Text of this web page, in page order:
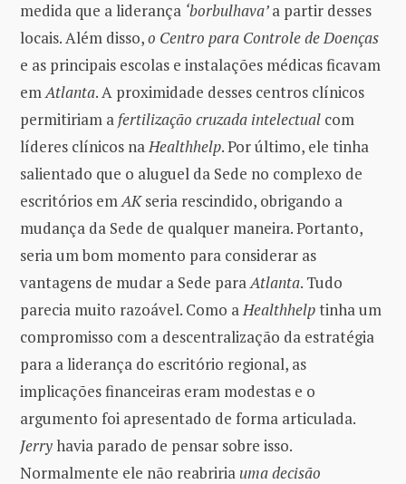
medida que a liderança ‘borbulhava’a partir desses
locais. Além disso,o Centro para Controle de Doenças
e as principais escolas e instalações médicas ficavam
emAtlanta. A proximidade desses centros clínicos
permitiriam a fertilização cruzada intelectual com
líderes clínicos naHealthhelp. Por último, ele tinha
salientado que o aluguel da Sede no complexo de
escritórios emAKseria rescindido, obrigando a
mudança da Sede de qualquer maneira. Portanto,
seria um bom momento para considerar as
vantagens de mudar a Sede paraAtlanta. Tudo
parecia muito razoável. Como aHealthhelptinha um
compromisso com a descentralização da estratégia
para a liderança do escritório regional, as
implicações financeiras eram modestas e o
argumento foi apresentado de forma articulada.
Jerryhavia parado de pensar sobre isso.
Normalmente ele não reabriria uma decisão